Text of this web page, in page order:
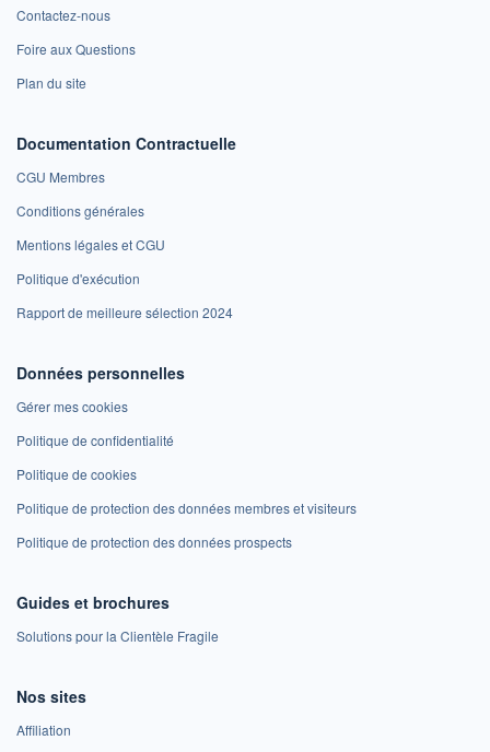
Contactez-nous
Foire aux Questions
Plan du site
Documentation Contractuelle
CGU Membres
Conditions générales
Mentions légales et CGU
Politique d'exécution
Rapport de meilleure sélection 2024
Données personnelles
Gérer mes cookies
Politique de confidentialité
Politique de cookies
Politique de protection des données membres et visiteurs
Politique de protection des données prospects
Guides et brochures
Solutions pour la Clientèle Fragile
Nos sites
Affiliation